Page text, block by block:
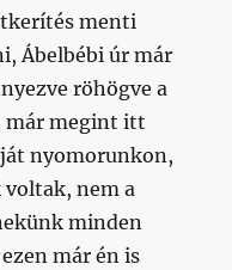
menti
Ábelbébi úr már
röhögve a
már megint itt
nyomorunkon,
voltak, nem a
minden
már én is